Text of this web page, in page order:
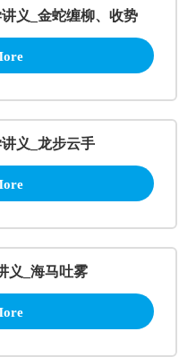
义_金蛇缠柳、收势
义_龙步云手
义_海马吐雾